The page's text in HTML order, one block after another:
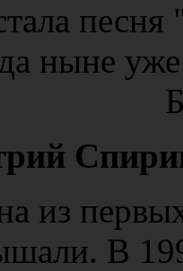
ныне
из
В